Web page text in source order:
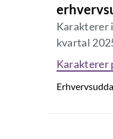
Karakterer
kvartal
Karakterer